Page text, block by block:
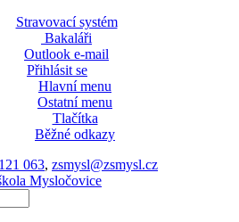
Stravovací systém
Bakaláři
Outlook e-mail
Přihlásit se
Hlavní menu
Ostatní menu
Tlačítka
Běžné odkazy
063, zsmysl@zsmysl.cz
Mysločovice